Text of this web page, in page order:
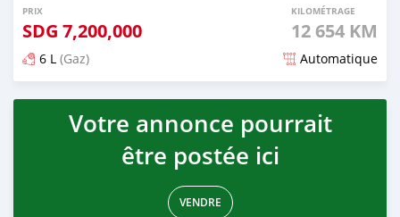
PRIX
SDG 7,200,000
KILOMÉTRAGE
12 654 KM
6 L (Gaz) Automatique
Publié il y a 3 mois
Votre annonce pourrait
être postée ici
VENDRE